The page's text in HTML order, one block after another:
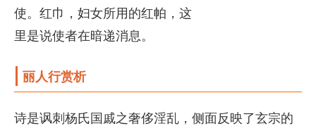
使。红巾，妇女所用的红帕，这
里是说使者在暗递消息。
丽人行赏析
诗是讽刺杨氏国戚之奢侈淫乱，侧面反映了玄宗的